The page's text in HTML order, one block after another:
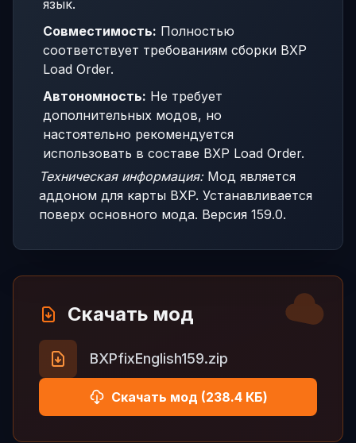
язык.
Совместимость: Полностью
соответствует требованиям сборки BXP
Load Order.
Автономность: Не требует
дополнительных модов, но
настоятельно рекомендуется
использовать в составе BXP Load Order.
Техническая информация:Мод является
аддоном для карты BXP. Устанавливается
поверх основного мода. Версия 159.0.
Скачать мод
BXPfixEnglish159.zip
Скачать мод (238.4 КБ)